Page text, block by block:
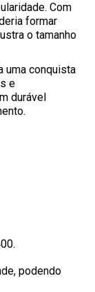
Com
formar
o tamanho
uma conquista
e
durável
podendo